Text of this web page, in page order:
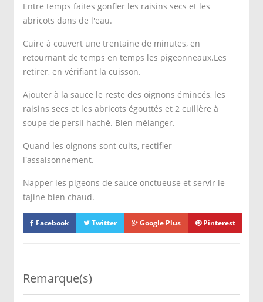
Entre temps faites gonfler les raisins secs et les
abricots dans de l'eau.
Cuire à couvert une trentaine de minutes, en
retournant de temps en temps les pigeonneaux.Les
retirer, en vérifiant la cuisson.
Ajouter à la sauce le reste des oignons émincés, les
raisins secs et les abricots égouttés et 2 cuillère à
soupe de persil haché. Bien mélanger.
Quand les oignons sont cuits, rectifier
l'assaisonnement.
Napper les pigeons de sauce onctueuse et servir le
tajine bien chaud.
Facebook Twitter Google Plus Pinterest
Remarque(s)